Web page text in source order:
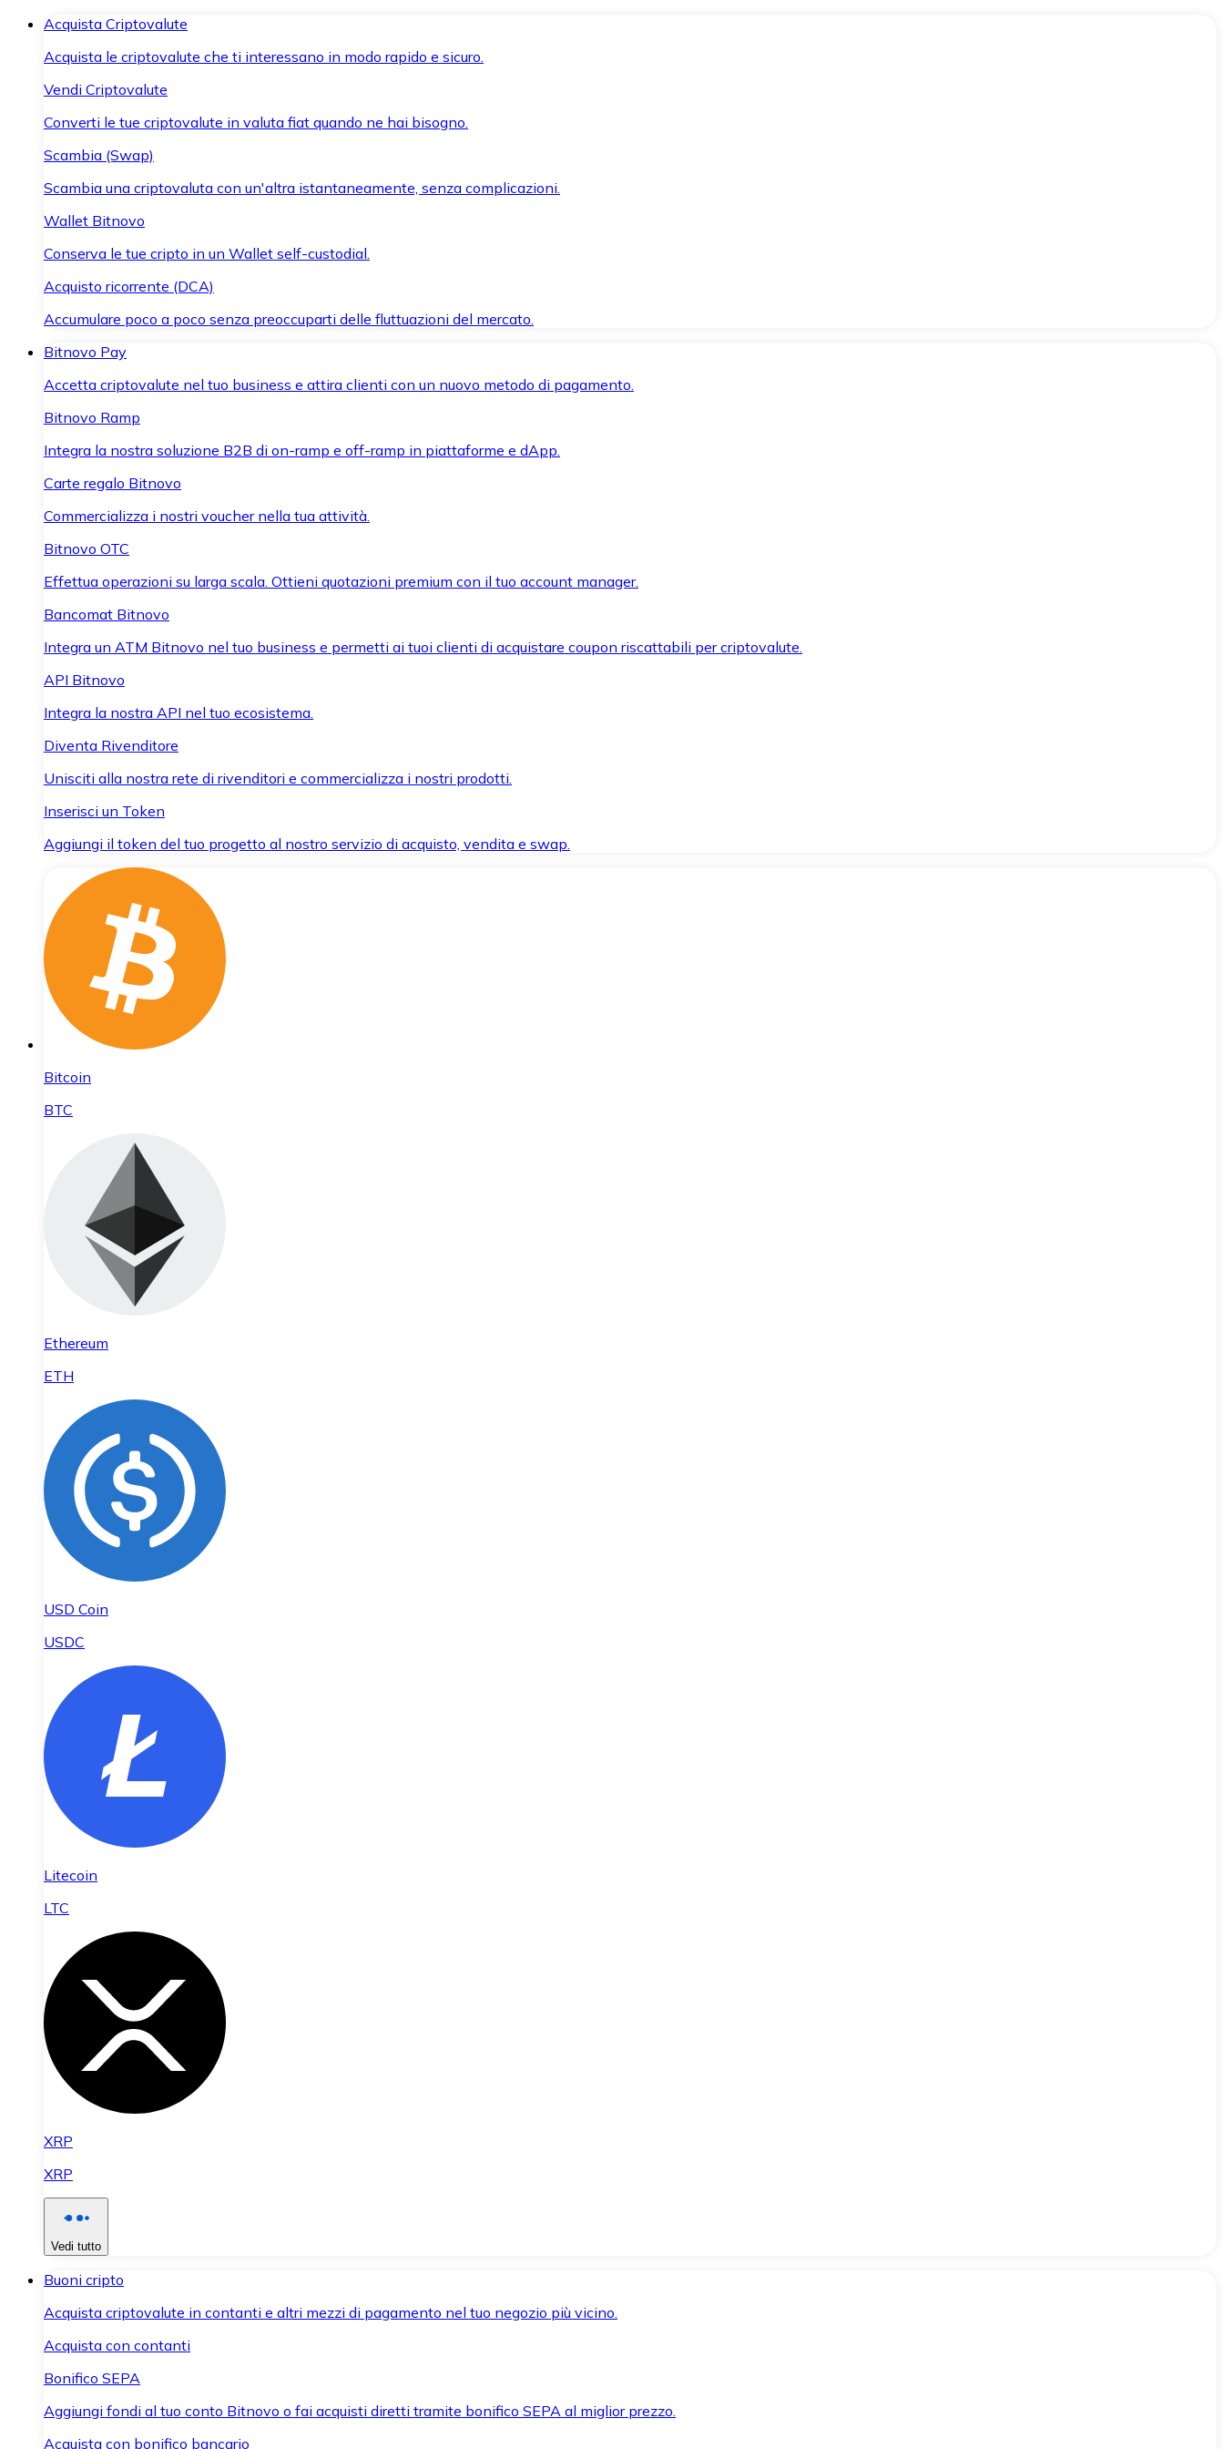
Acquista Criptovalute
Acquista le criptovalute che ti interessano in modo rapido e sicuro.
Vendi Criptovalute
Converti le tue criptovalute in valuta fiat quando ne hai bisogno.
Scambia (Swap)
Scambia una criptovaluta con un'altra istantaneamente, senza complicazioni.
Wallet Bitnovo
Conserva le tue cripto in un Wallet self-custodial.
Acquisto ricorrente (DCA)
Accumulare poco a poco senza preoccuparti delle fluttuazioni del mercato.
Bitnovo Pay
Accetta criptovalute nel tuo business e attira clienti con un nuovo metodo di pagamento.
Bitnovo Ramp
Integra la nostra soluzione B2B di on-ramp e off-ramp in piattaforme e dApp.
Carte regalo Bitnovo
Commercializza i nostri voucher nella tua attività.
Bitnovo OTC
Effettua operazioni su larga scala. Ottieni quotazioni premium con il tuo account manager.
Bancomat Bitnovo
Integra un ATM Bitnovo nel tuo business e permetti ai tuoi clienti di acquistare coupon riscattabili per criptovalute.
API Bitnovo
Integra la nostra API nel tuo ecosistema.
Diventa Rivenditore
Unisciti alla nostra rete di rivenditori e commercializza i nostri prodotti.
Inserisci un Token
Aggiungi il token del tuo progetto al nostro servizio di acquisto, vendita e swap.
Bitcoin
BTC
Ethereum
ETH
USD Coin
USDC
Litecoin
LTC
XRP
XRP
Vedi tutto
Buoni cripto
Acquista criptovalute in contanti e altri mezzi di pagamento nel tuo negozio più vicino.
Acquista con contanti
Bonifico SEPA
Aggiungi fondi al tuo conto Bitnovo o fai acquisti diretti tramite bonifico SEPA al miglior prezzo.
Acquista con bonifico bancario